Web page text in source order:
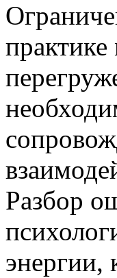
Разбор
энергии,